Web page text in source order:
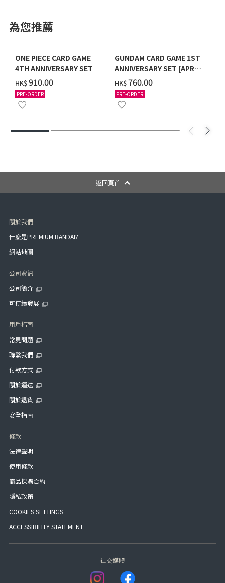
為您推薦
ONE PIECE CARD GAME
4TH ANNIVERSARY SET
HK$‌910.00
PRE-ORDER
GUNDAM CARD GAME 1ST
ANNIVERSARY SET [APR
2027 DELIVERY]
HK$‌760.00
PRE-ORDER
返回頁首
關於我們
什麼是PREMIUM BANDAI?
網站地圖
公司資訊
公司簡介
可持續發展
用戶指南
常見問題
聯繫我們
付款方式
關於運送
關於退貨
安全指南
條款
法律聲明
使用條款
商品採購合約
隱私政策
COOKIES SETTINGS
ACCESSIBILITY STATEMENT
社交媒體